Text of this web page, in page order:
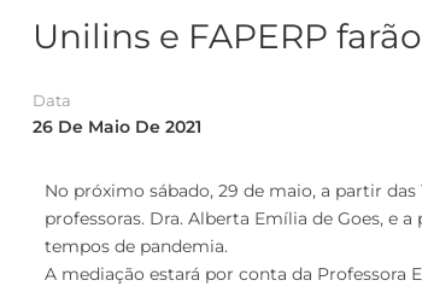
Unilins e FAPERP
Data
26 De Maio De 2021
No próximo sábado, 29 de maio, a partir
professoras. Dra. Alberta Emília de Goes, e
tempos de pandemia.
A mediação estará por conta da Professora